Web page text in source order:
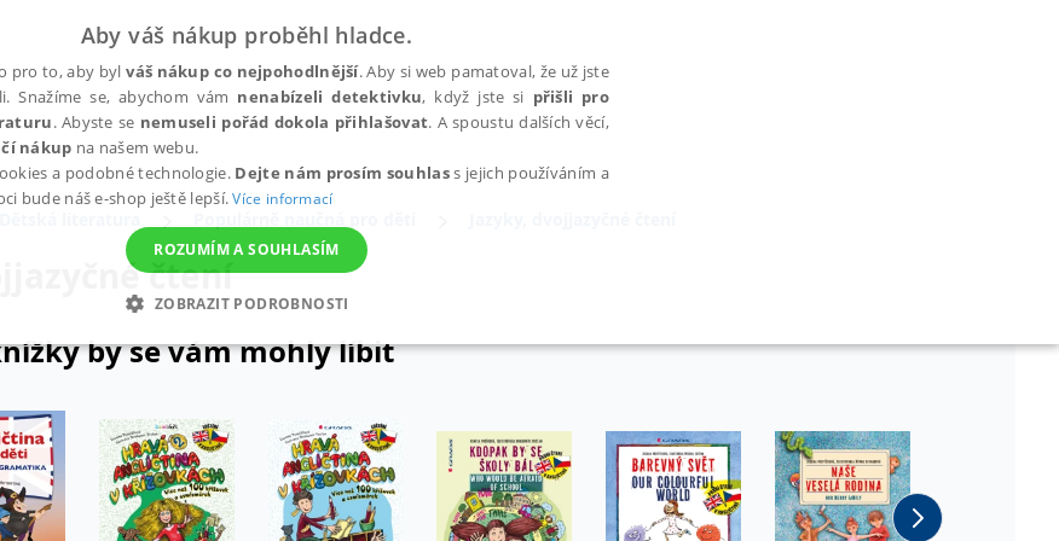
čtení
by se vám mohly líbit
Aby váš nákup proběhl hladce.
pro to, aby bylváš nákup co nejpohodlnější. Aby si web pamatoval, že už jste
Snažíme se, abychom vám nenabízeli detektivku, když jste si přišli pro
. Abyste se nemuseli pořád dokola přihlašovat. A spoustu dalších věcí,
nákup na našem webu.
a podobné technologie. Dejte nám prosím souhlass jejich používáním a
bude náš e-shop ještě lepší.Více informací
ROZUMÍM A SOUHLASÍM
ZOBRAZIT PODROBNOSTI
ANALYTICKÉ MARKETINGOVÉ FUNKČNÍ NEZAŘAZENÉ SOUBORY
Analytické Marketingové Funkční Nezařazené soubory
jako je přihlášení uživatele a správa účtu. Webové stránky nelze bez nezbytně nutných souborů cookie správně používat.